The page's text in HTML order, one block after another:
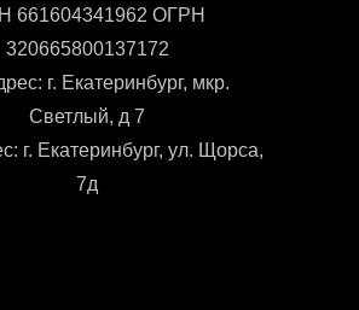
661604341962 ОГРН
320665800137172
г. Екатеринбург, мкр.
Светлый, д 7
г. Екатеринбург, ул. Щорса,
7д